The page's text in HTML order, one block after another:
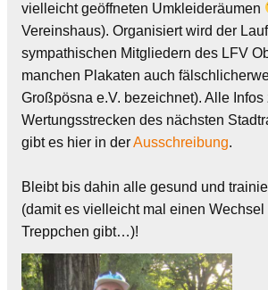
vielleicht geöffneten Umkleideräumen
Vereinshaus). Organisiert wird der
sympathischen Mitgliedern des LFV
manchen Plakaten auch
Großpösna e.V. bezeichnet). Alle Infos
Wertungsstrecken des nächsten
gibt es hier in derAusschreibung.
Bleibt bis dahin alle gesund und
(damit es vielleicht mal einen Wechsel
Treppchen gibt…)!